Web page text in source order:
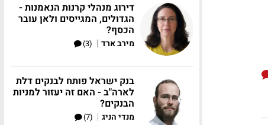
דירוג מנהלי קרנות הנאמנות -
הגדולים, המגייסים ולאן עובר
הכסף?
מירב ארד |
(3)
בנק ישראל פותח לבנקים דלת
לארה"ב - האם זה יעזור למניות
הבנקים?
מנדי הניג |
(7)